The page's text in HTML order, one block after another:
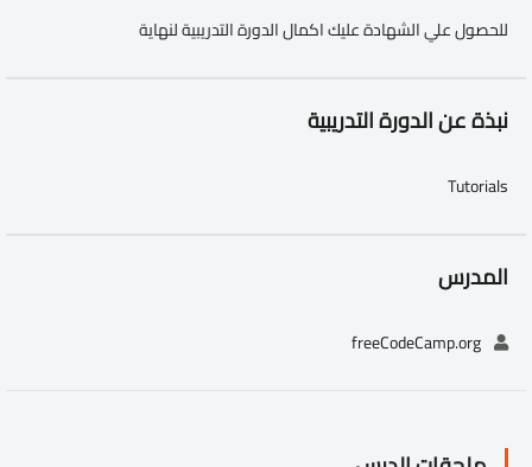
للحصول علي الشهادة عليك اكمال الدورة التدريبية لنهاية
نبذة عن الدورة التدريبية
Tutorials
المدرس